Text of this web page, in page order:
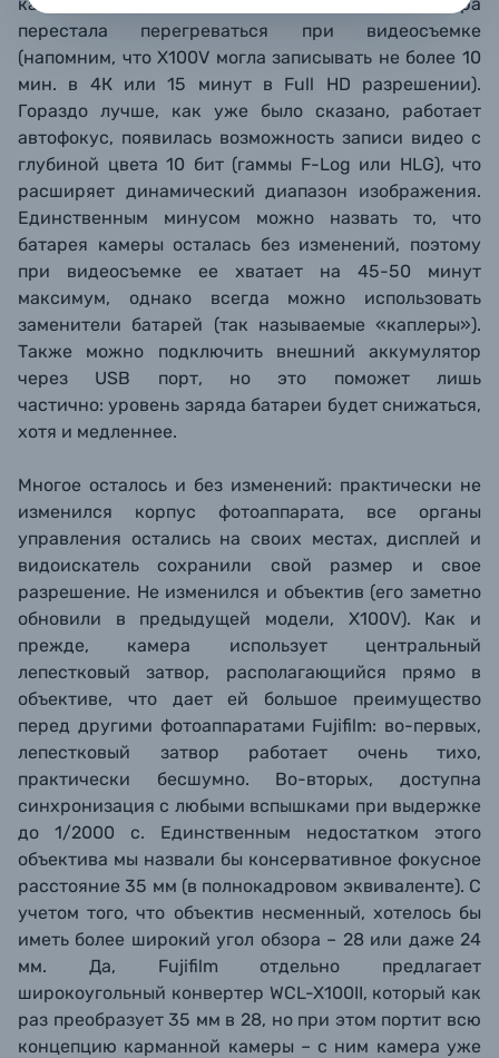
перестала перегреваться при видеосъемке
(напомним, что X100V могла записывать не более 10
мин. в 4К или 15 минут в Full HD разрешении).
Гораздо лучше, как уже было сказано, работает
автофокус, появилась возможность записи видео с
глубиной цвета 10 бит (гаммы F-Log или HLG), что
расширяет динамический диапазон изображения.
Единственным минусом можно назвать то, что
батарея камеры осталась без изменений, поэтому
при видеосъемке ее хватает на 45-50 минут
максимум, однако всегда можно использовать
заменители батарей (так называемые «каплеры»).
Также можно подключить внешний аккумулятор
через USB порт, но это поможет лишь
частично: уровень заряда батареи будет снижаться,
хотя и медленнее.
Многое осталось и без изменений: практически не
изменился корпус фотоаппарата, все органы
управления остались на своих местах, дисплей и
видоискатель сохранили свой размер и свое
разрешение. Не изменился и объектив (его заметно
обновили в предыдущей модели, X100V). Как и
прежде, камера использует центральный
лепестковый затвор, располагающийся прямо в
объективе, что дает ей большое преимущество
перед другими фотоаппаратами Fujifilm: во-первых,
лепестковый затвор работает очень тихо,
практически бесшумно. Во-вторых, доступна
синхронизация с любыми вспышками при выдержке
до 1/2000 с. Единственным недостатком этого
объектива мы назвали бы консервативное фокусное
расстояние 35 мм (в полнокадровом эквиваленте). С
учетом того, что объектив несменный, хотелось бы
иметь более широкий угол обзора – 28 или даже 24
мм. Да, Fujifilm отдельно предлагает
широкоугольный конвертер WCL-X100II, который как
раз преобразует 35 мм в 28, но при этом портит всю
концепцию карманной камеры – с ним камера уже